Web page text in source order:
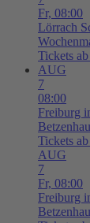
Fr, 08:00
Lörrach
Tickets
AUG
7
08:00
Freiburg
Tickets
AUG
7
Fr, 08:00
Freiburg